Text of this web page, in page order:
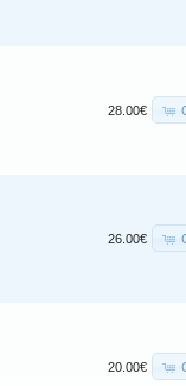
28.00€
26.00€
20.00€